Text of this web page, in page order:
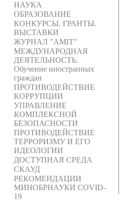
НАУКА
ОБРАЗОВАНИЕ
КОНКУРСЫ. ГРАНТЫ.
ВЫСТАВКИ
ЖУРНАЛ "AMIT"
МЕЖДУНАРОДНАЯ
ДЕЯТЕЛЬНОСТЬ.
Обучение иностранных
граждан
ПРОТИВОДЕЙСТВИЕ
КОРРУПЦИИ
УПРАВЛЕНИЕ
КОМПЛЕКСНОЙ
БЕЗОПАСНОСТИ
ПРОТИВОДЕЙСТВИЕ
ТЕРРОРИЗМУ И ЕГО
ИДЕОЛОГИИ
ДОСТУПНАЯ СРЕДА
СКАУД
РЕКОМЕНДАЦИИ
МИНОБРНАУКИ COVID-
19